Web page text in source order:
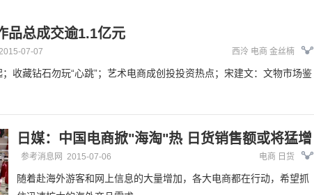
品总成交逾1.1亿元
07-07 西泠 电商 金丝楠
收藏钻石勿玩“心跳”；艺术电商成创投投资热点；宋建文：文物市场鉴
日媒：中国电商掀"海淘"热 日货销售额或将猛增
参考消息网 2015-07-06 电商 日货
随着赴海外游客和网上信息的大量增加，各大电商都在行动，希望抓